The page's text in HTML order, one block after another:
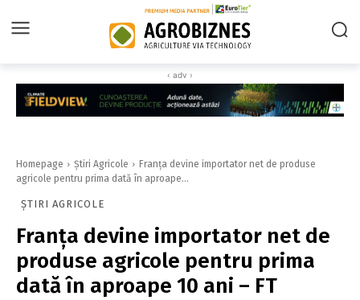
‹ adv ›
Homepage Știri Agricole
Franța devine importator net de produse
agricole pentru prima dată în aproape...
ȘTIRI AGRICOLE
Franța devine importator net de
produse agricole pentru prima
dată în aproape 10 ani – FT